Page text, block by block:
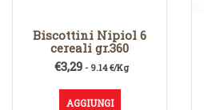
Biscottini Nipiol 6
cereali gr.360
€3,29 - 9.14 €/Kg
AGGIUNGI